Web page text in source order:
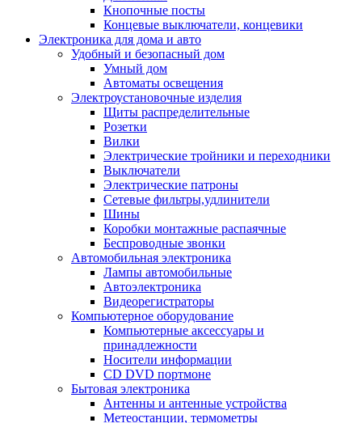
Кнопочные посты
Концевые выключатели, концевики
Электроника для дома и авто
Удобный и безопасный дом
Умный дом
Автоматы освещения
Электроустановочные изделия
Щиты распределительные
Розетки
Вилки
Электрические тройники и переходники
Выключатели
Электрические патроны
Сетевые фильтры,удлинители
Шины
Коробки монтажные распаячные
Беспроводные звонки
Автомобильная электроника
Лампы автомобильные
Автоэлектроника
Видеорегистраторы
Компьютерное оборудование
Компьютерные аксессуары и
принадлежности
Носители информации
CD DVD портмоне
Бытовая электроника
Антенны и антенные устройства
Метеостанции, термометры